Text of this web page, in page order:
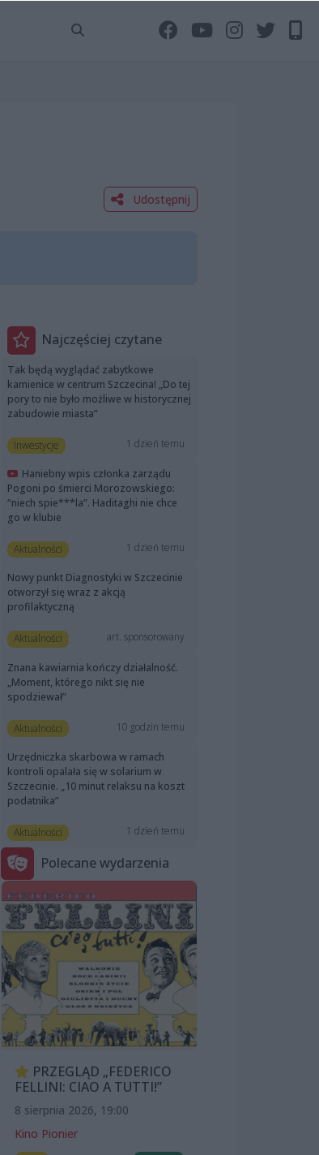
Udostępnij
Najczęściej czytane
Tak będą wyglądać zabytkowe
kamienice w centrum Szczecina! „Do tej
pory to nie było możliwe w historycznej
zabudowie miasta”
Inwestycje 1 dzień temu
Haniebny wpis członka zarządu
Pogoni po śmierci Morozowskiego:
“niech spie***la”. Haditaghi nie chce
go w klubie
Aktualności 1 dzień temu
Nowy punkt Diagnostyki w Szczecinie
otworzył się wraz z akcją
profilaktyczną
Aktualności art. sponsorowany
Znana kawiarnia kończy działalność.
„Moment, którego nikt się nie
spodziewał”
Aktualności 10 godzin temu
Urzędniczka skarbowa w ramach
kontroli opalała się w solarium w
Szczecinie. „10 minut relaksu na koszt
podatnika”
Aktualności 1 dzień temu
Polecane wydarzenia
PRZEGLĄD „FEDERICO
FELLINI: CIAO A TUTTI!”
8 sierpnia 2026, 19:00
Kino Pionier